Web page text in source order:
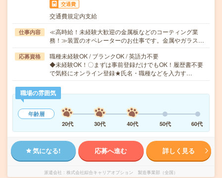
交通費
交通費規定内支給
仕事内容
≪高時給！未経験大歓迎の金属板などのコーティング業
務！≫装置のオペレーターのお仕事です。金属やガラス…
応募資格
職種未経験OK / ブランクOK / 英語力不要
◆未経験OK！〇まずは事前登録だけでもOK！履歴書不要
で気軽にオンライン登録★氏名・職種などを入力す…
職場の雰囲気
年齢層
20代
30代 40代 50代 60代
気になる! 応募へ進む 詳しく見る
派遣会社 株式会社綜合キャリアオプション 製造事業部（全国）